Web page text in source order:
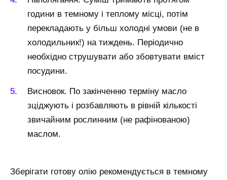
години в темному і теплому місці, потім
перекладають у більш холодні умови (не в
холодильник!) на тиждень. Періодично
необхідно струшувати або збовтувати вміст
посудини.
Висновок. По закінченню терміну масло
зціджують і розбавляють в рівній кількості
звичайним рослинним (не рафінованою)
маслом.
Зберігати готову олію рекомендується в темному